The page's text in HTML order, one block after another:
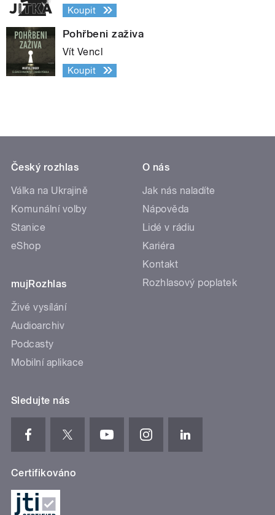
Koupit
Pohřbeni zaživa
Vít Vencl
Koupit
Český rozhlas
Válka na Ukrajině
Komunální volby
Stanice
eShop
mujRozhlas
Živé vysílání
Audioarchiv
Podcasty
Mobilní aplikace
O nás
Jak nás naladíte
Nápověda
Lidé v rádiu
Kariéra
Kontakt
Rozhlasový poplatek
Sledujte nás
Certifikováno